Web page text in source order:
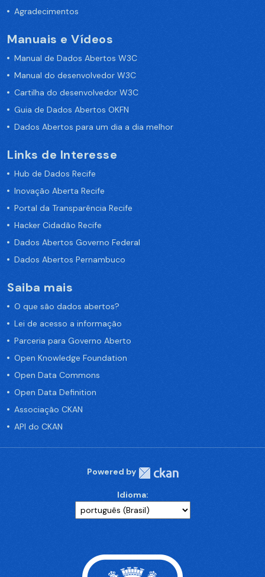
Agradecimentos
Manuais e Vídeos
Manual de Dados Abertos W3C
Manual do desenvolvedor W3C
Cartilha do desenvolvedor W3C
Guia de Dados Abertos OKFN
Dados Abertos para um dia a dia melhor
Links de Interesse
Hub de Dados Recife
Inovação Aberta Recife
Portal da Transparência Recife
Hacker Cidadão Recife
Dados Abertos Governo Federal
Dados Abertos Pernambuco
Saiba mais
O que são dados abertos?
Lei de acesso a informação
Parceria para Governo Aberto
Open Knowledge Foundation
Open Data Commons
Open Data Definition
Associação CKAN
API do CKAN
Powered by
Idioma